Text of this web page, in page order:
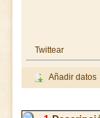
Twittear
Añadir datos